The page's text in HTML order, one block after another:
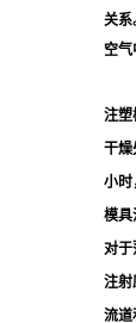
关系
空
注塑
干燥
小时
模具
对于
注射
流道